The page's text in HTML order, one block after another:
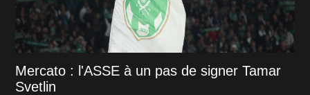
Mercato : l'ASSE à un pas de signer Tamar
Svetlin